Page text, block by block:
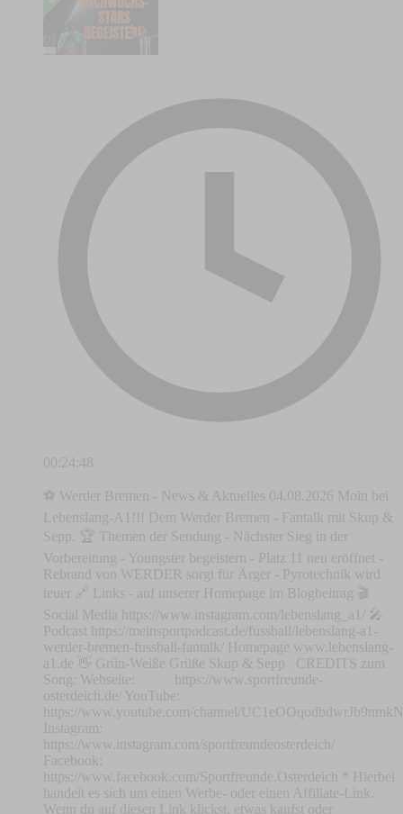
00:24:48
⚽ Werder Bremen - News & Aktuelles 04.08.2026 Moin bei
Lebenslang-A1!!! Dem Werder Bremen - Fantalk mit Skup &
Sepp. 🏆 Themen der Sendung - Nächster Sieg in der
Vorbereitung - Youngster begeistern - Platz 11 neu eröffnet -
Rebrand von WERDER sorgt für Ärger - Pyrotechnik wird
teuer 🔗 Links - auf unserer Homepage im Blogbeitrag 🎬
Social Media https://www.instagram.com/lebenslang_a1/ 🎤
Podcast https://meinsportpodcast.de/fussball/lebenslang-a1-
werder-bremen-fussball-fantalk/ Homepage www.lebenslang-
a1.de 👋 Grün-Weiße Grüße Skup & Sepp CREDITS zum
Song: Webseite: https://www.sportfreunde-
osterdeich.de/ YouTube:
https://www.youtube.com/channel/
Instagram:
https://www.instagram.com/sportfreundeosterdeich/
Facebook:
https://www.facebook.com/Sportfreunde.Osterdeich * Hierbei
handelt es sich um einen Werbe- oder einen Affiliate-Link.
Wenn du auf diesen Link klickst, etwas kaufst oder